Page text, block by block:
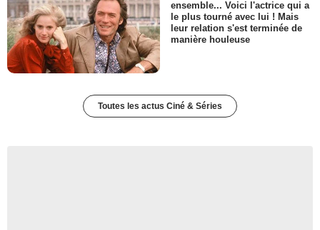
ensemble... Voici l'actrice qui a
le plus tourné avec lui ! Mais
leur relation s'est terminée de
manière houleuse
Toutes les actus Ciné & Séries